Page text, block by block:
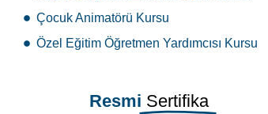
Çocuk Animatörü Kursu
Özel Eğitim Öğretmen Yardımcısı Kursu
Resmi Sertifika